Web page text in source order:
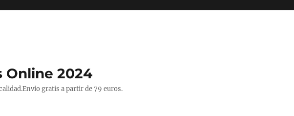
Online 2024
gratis a partir de 79 euros.